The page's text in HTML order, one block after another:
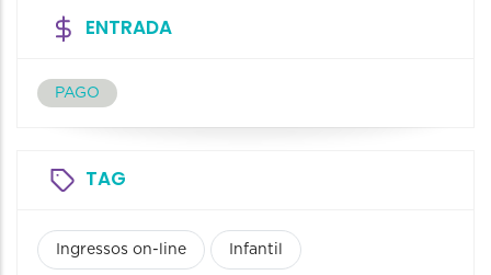
ENTRADA
PAGO
TAG
Ingressos on-line Infantil